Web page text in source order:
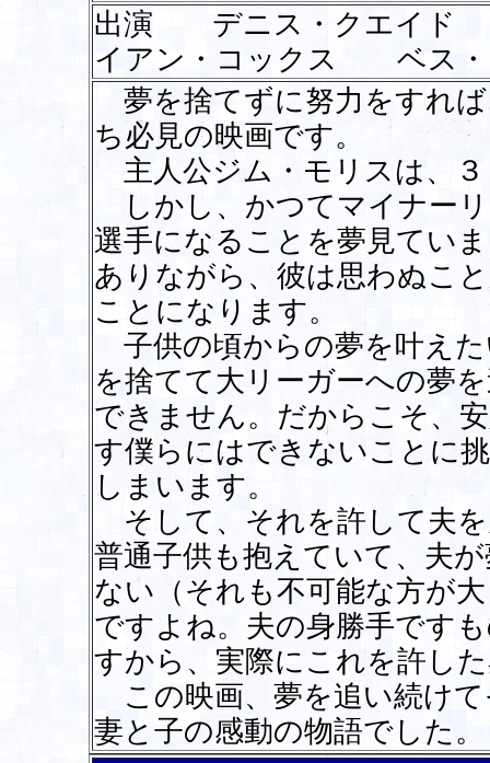
出演 デニス・クエイド
イアン・コックス ベス・
夢を捨てずに努力をすれ
ち必見の映画です。
主人公ジム・モリスは、３
しかし、かつてマイナー
選手になることを夢見てい
ありながら、彼は思わぬこ
ことになります。
子供の頃からの夢を叶え
を捨てて大リーガーへの夢
できません。だからこそ、
す僕らにはできないことに
しまいます。
そして、それを許して夫
普通子供も抱えていて、夫
ない（それも不可能な方が
ですよね。夫の身勝手です
すから、実際にこれを許し
この映画、夢を追い続け
妻と子の感動の物語でした。